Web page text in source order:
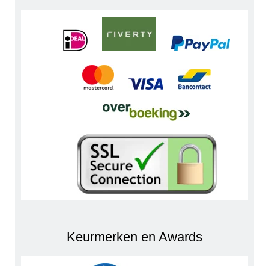
Keurmerken en Awards